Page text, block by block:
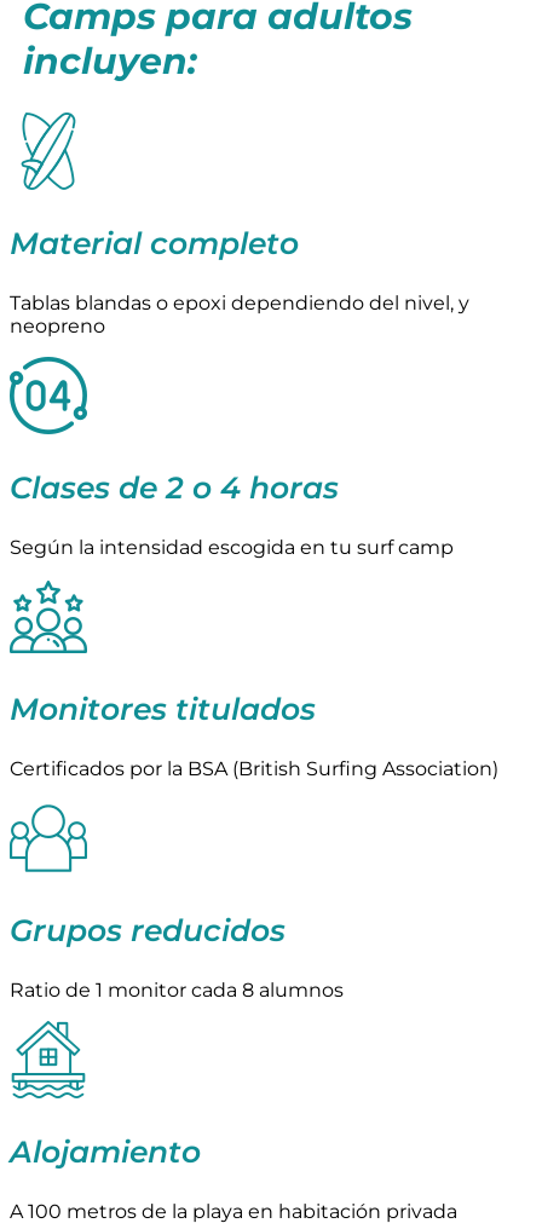
Camps para adultos
incluyen:
Material completo
Tablas blandas o epoxi dependiendo del nivel, y
neopreno
Clases de 2 o 4 horas
Según la intensidad escogida en tu surf camp
Monitores titulados
Certificados por la BSA (British Surfing Association)
Grupos reducidos
Ratio de 1 monitor cada 8 alumnos
Alojamiento
A 100 metros de la playa en habitación privada